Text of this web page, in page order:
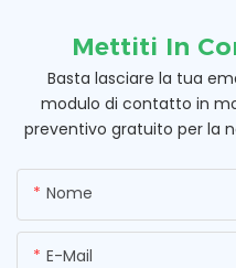
Mettiti In
Basta lasciare la tua
modulo di contatto in
preventivo gratuito per la
Nome
E-Mail